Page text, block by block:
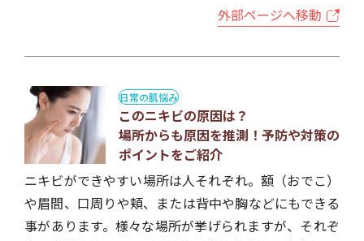
外部ページへ移動
日常の肌悩み
このニキビの原因は？
場所からも原因を推測！予防や対策の
ポイントをご紹介
ニキビができやすい場所は人それぞれ。額（おでこ）
や眉間、口周りや頬、または背中や胸などにもできる
事があります。様々な場所が挙げられますが、それぞ